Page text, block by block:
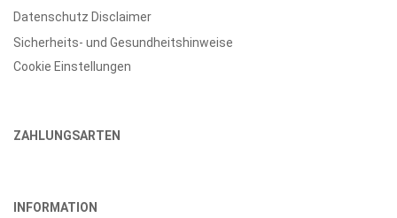
Datenschutz Disclaimer
Sicherheits- und Gesundheitshinweise
Cookie Einstellungen
ZAHLUNGSARTEN
INFORMATION